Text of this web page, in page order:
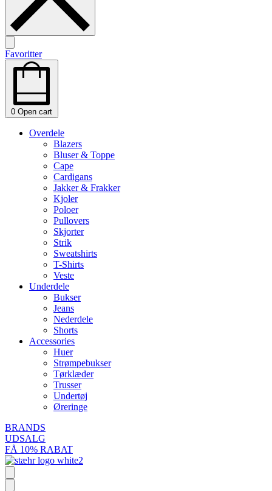
Favoritter
0 Open cart
Overdele
Blazers
Bluser & Toppe
Cape
Cardigans
Jakker & Frakker
Kjoler
Poloer
Pullovers
Skjorter
Strik
Sweatshirts
T-Shirts
Veste
Underdele
Bukser
Jeans
Nederdele
Shorts
Accessories
Huer
Strømpebukser
Tørklæder
Trusser
Undertøj
Øreringe
BRANDS
UDSALG
FÅ 10% RABAT